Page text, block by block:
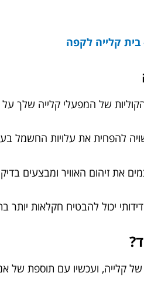
של המפעלי קלייה שלך על
להפחית את עלויות החשמל בעד
את זיהום האוויר ומבצעים
יכול להבטיח חקלאות
קלייה, ועכשיו עם תוספת של